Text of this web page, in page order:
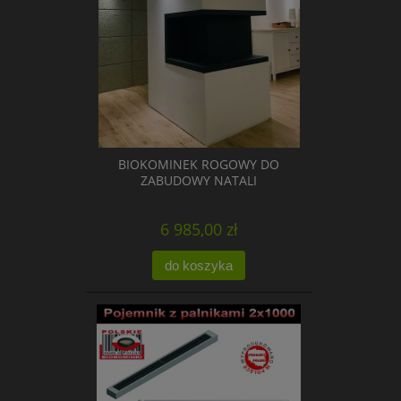
BIOKOMINEK ROGOWY DO
ZABUDOWY NATALI
6 985,00 zł
do koszyka